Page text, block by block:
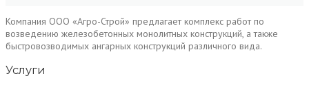
Компания ООО «Агро-Строй» предлагает комплекс работ по
возведению железобетонных монолитных конструкций, а также
быстровозводимых ангарных конструкций различного вида.
Услуги